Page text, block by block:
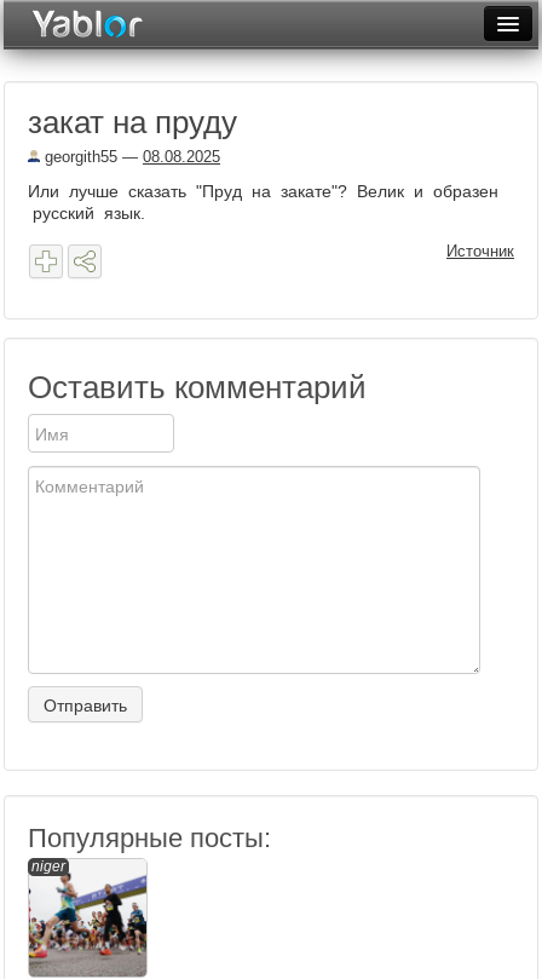
закат на пруду
georgith55 — 08.08.2025
Или лучше сказать "Пруд на закате"? Велик и образен
русский язык.
Источник
Оставить комментарий
Популярные посты:
niger